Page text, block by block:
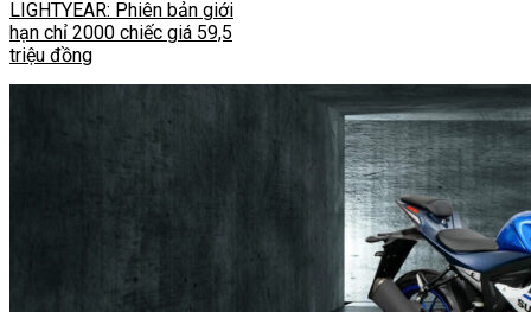
LIGHTYEAR: Phiên bản giới
hạn chỉ 2000 chiếc giá 59,5
triệu đồng